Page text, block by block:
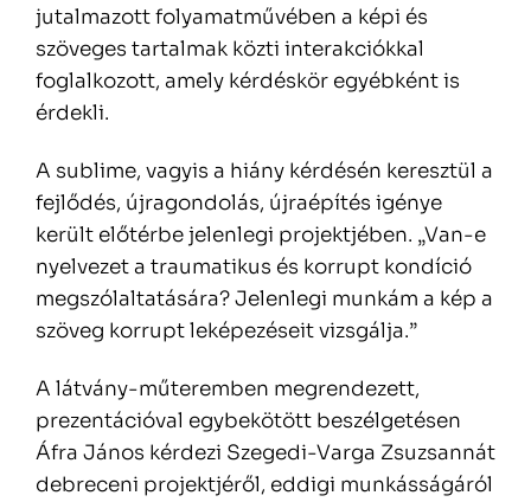
jutalmazott folyamatművében a képi és
szöveges tartalmak közti interakciókkal
foglalkozott, amely kérdéskör egyébként is
érdekli.
A sublime, vagyis a hiány kérdésén keresztül a
fejlődés, újragondolás, újraépítés igénye
került előtérbe jelenlegi projektjében. „Van-e
nyelvezet a traumatikus és korrupt kondíció
megszólaltatására? Jelenlegi munkám a kép a
szöveg korrupt leképezéseit vizsgálja.”
A látvány-műteremben megrendezett,
prezentációval egybekötött beszélgetésen
Áfra János kérdezi Szegedi-Varga Zsuzsannát
debreceni projektjéről, eddigi munkásságáról